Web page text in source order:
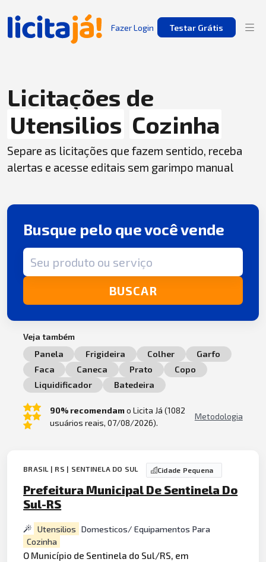
Fazer Login Testar Grátis
Licitações de
Utensilios Cozinha
Separe as licitações que fazem sentido, receba
alertas e acesse editais sem garimpo manual
Busque pelo que você vende
Termo de busca
BUSCAR
Veja também
Panela
Frigideira Colher
Garfo
Faca
Caneca Prato
Copo
Liquidificador
Batedeira
90% recomendamo Licita Já (1082
usuários reais, 07/08/2026).
Metodologia
BRASIL | RS | SENTINELA DO SUL Cidade Pequena
Prefeitura Municipal De Sentinela Do
Sul-RS
Utensilios Domesticos/ Equipamentos Para
Cozinha
O Município de Sentinela do Sul/RS, em